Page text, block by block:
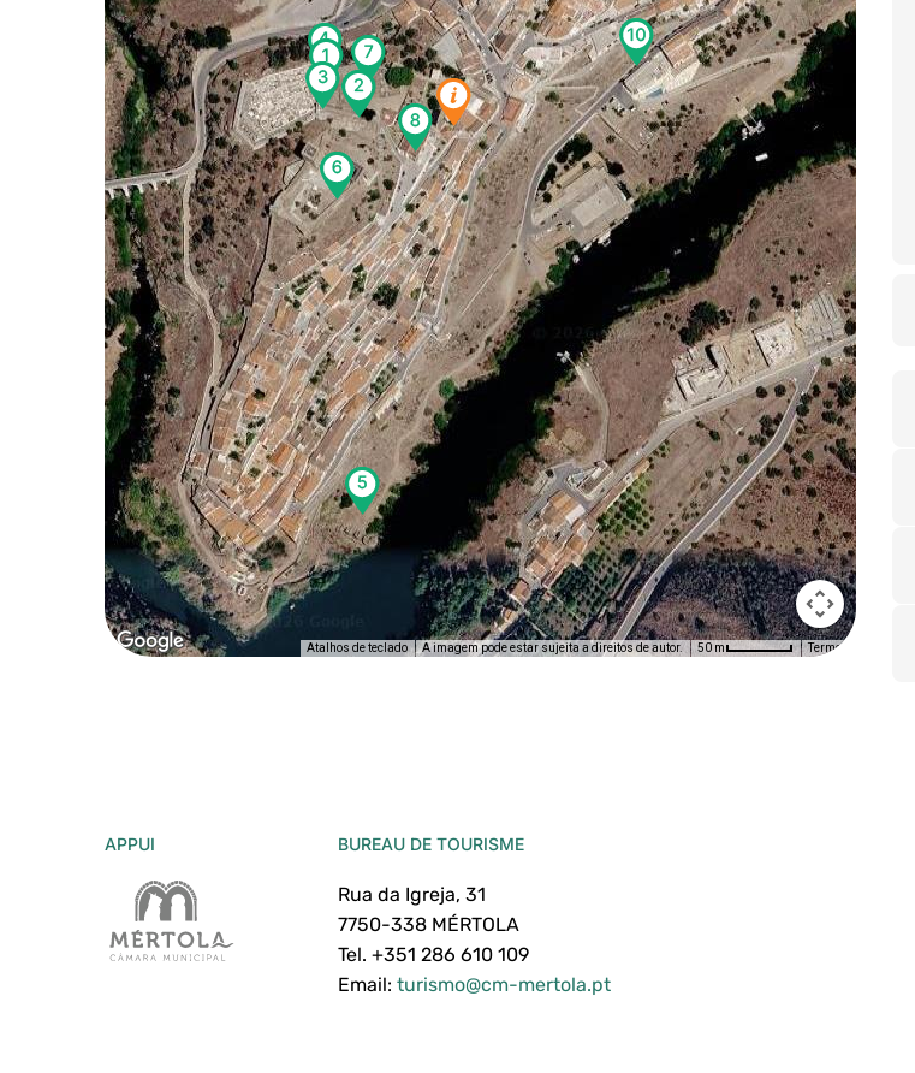
Atalhos de teclado A imagem pode estar sujeita a direitos de autor. 50 m Termos
APPUI BUREAU DE TOURISME
Rua da Igreja, 31
7750-338 MÉRTOLA
Tel. +351 286 610 109
Email: turismo@cm-mertola.pt